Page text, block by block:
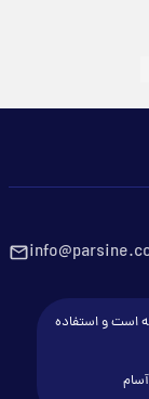
است و استفاده